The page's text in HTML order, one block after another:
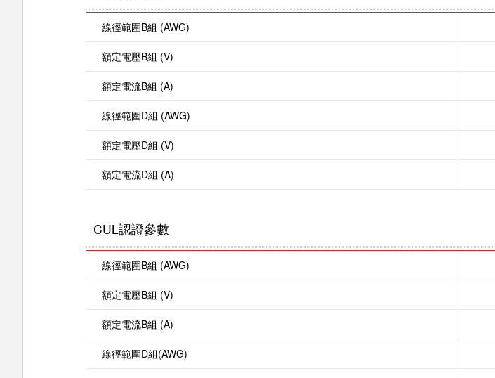
線徑範圍B組 (AWG)
額定電壓B組 (V)
額定電流B組 (A)
線徑範圍D組 (AWG)
額定電壓D組 (V)
額定電流D組 (A)
CUL認證參數
線徑範圍B組 (AWG)
額定電壓B組 (V)
額定電流B組 (A)
線徑範圍D組(AWG)